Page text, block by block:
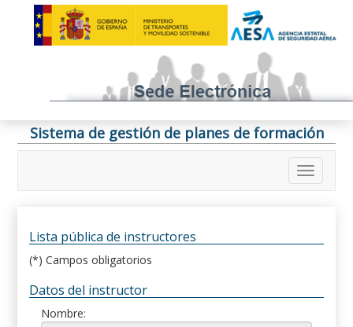
Sistema de gestión de planes de formación
Lista pública de instructores
(*) Campos obligatorios
Datos del instructor
Nombre: